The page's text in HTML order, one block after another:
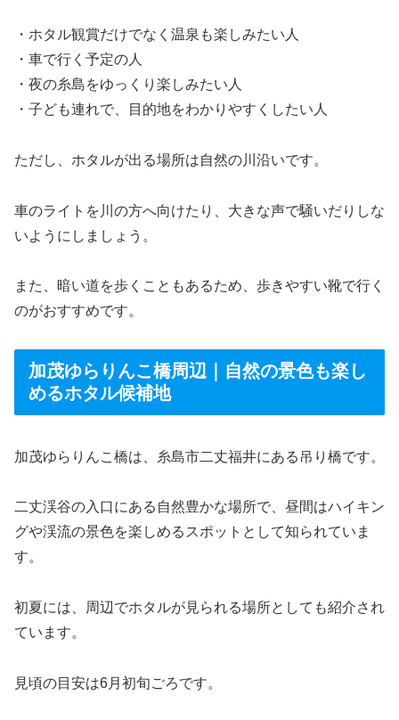
・ホタル観賞だけでなく温泉も楽しみたい人
・車で行く予定の人
・夜の糸島をゆっくり楽しみたい人
・子ども連れで、目的地をわかりやすくしたい人
ただし、ホタルが出る場所は自然の川沿いです。
車のライトを川の方へ向けたり、大きな声で騒いだりしな
いようにしましょう。
また、暗い道を歩くこともあるため、歩きやすい靴で行く
のがおすすめです。
加茂ゆらりんこ橋周辺｜自然の景色も楽し
めるホタル候補地
加茂ゆらりんこ橋は、糸島市二丈福井にある吊り橋です。
二丈渓谷の入口にある自然豊かな場所で、昼間はハイキン
グや渓流の景色を楽しめるスポットとして知られていま
す。
初夏には、周辺でホタルが見られる場所としても紹介され
ています。
見頃の目安は6月初旬ごろです。